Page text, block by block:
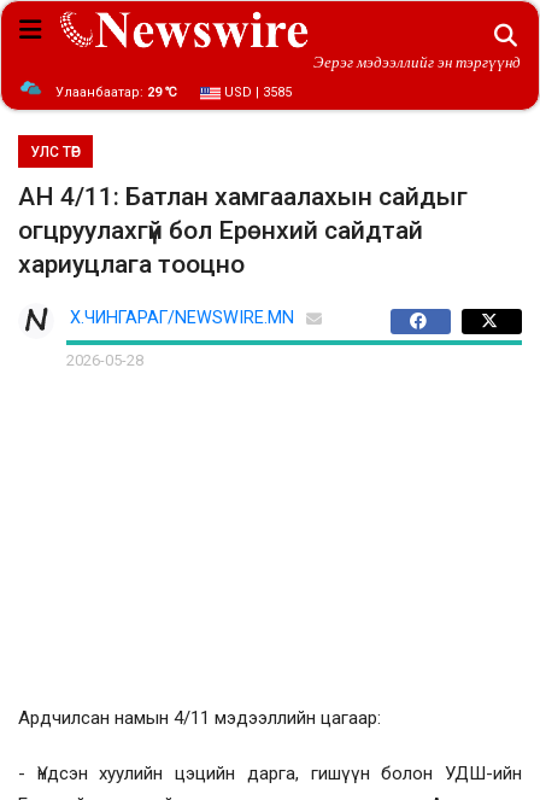
Эерэг мэдээллийг эн тэргүүнд
Улаанбаатар: 29 ℃ USD | 3585
УЛС ТӨР
АН 4/11: Батлан хамгаалахын сайдыг
огцруулахгүй бол Ерөнхий сайдтай
хариуцлага тооцно
Х.ЧИНГАРАГ/NEWSWIRE.MN
2026-05-28
Ардчилсан намын 4/11 мэдээллийн цагаар:
- Үндсэн хуулийн цэцийн дарга, гишүүн болон УДШ-ийн